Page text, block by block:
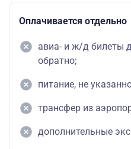
Оплачивается отдельно
авиа- и ж/д билеты
обратно;
питание, не
трансфер из
дополнительные